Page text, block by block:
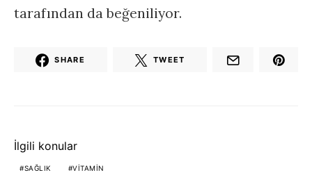
tarafından da beğeniliyor.
SHARE TWEET
İlgili konular
SAĞLIK VITAMIN